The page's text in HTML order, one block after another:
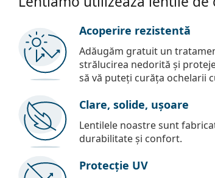
Acoperire rezistentă
Adăugăm gratuit un
strălucirea nedorită și
să vă puteți curăța ochelarii
Clare, solide, ușoare
Lentilele noastre sunt
durabilitate și confort.
Protecție UV